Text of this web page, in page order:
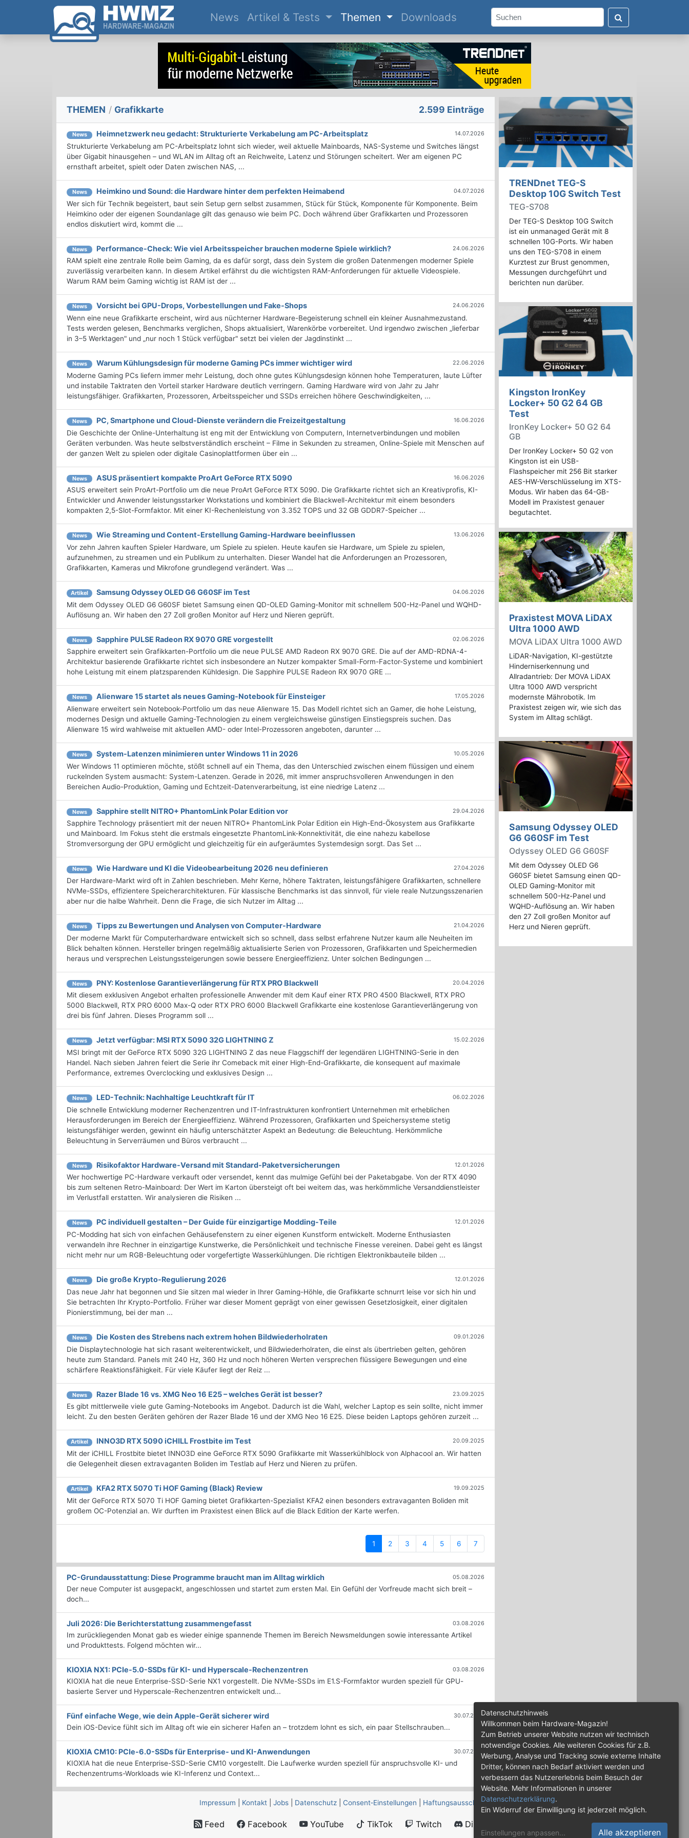
News(current)
Artikel & Tests Themen Downloads
THEMEN / Grafikkarte 2.599 Einträge
News Heimnetzwerk neu gedacht: Strukturierte Verkabelung am PC-Arbeitsplatz 14.07.2026
Strukturierte Verkabelung am PC-Arbeitsplatz lohnt sich wieder, weil aktuelle Mainboards, NAS-Systeme und Switches längst
über Gigabit hinausgehen – und WLAN im Alltag oft an Reichweite, Latenz und Störungen scheitert. Wer am eigenen PC
ernsthaft arbeitet, spielt oder Daten zwischen NAS, ...
News Heimkino und Sound: die Hardware hinter dem perfekten Heimabend 04.07.2026
Wer sich für Technik begeistert, baut sein Setup gern selbst zusammen, Stück für Stück, Komponente für Komponente. Beim
Heimkino oder der eigenen Soundanlage gilt das genauso wie beim PC. Doch während über Grafikkarten und Prozessoren
endlos diskutiert wird, kommt die ...
News Performance-Check: Wie viel Arbeitsspeicher brauchen moderne Spiele wirklich? 24.06.2026
RAM spielt eine zentrale Rolle beim Gaming, da es dafür sorgt, dass dein System die großen Datenmengen moderner Spiele
zuverlässig verarbeiten kann. In diesem Artikel erfährst du die wichtigsten RAM-Anforderungen für aktuelle Videospiele.
Warum RAM beim Gaming wichtig ist RAM ist der ...
News Vorsicht bei GPU-Drops, Vorbestellungen und Fake-Shops 24.06.2026
Wenn eine neue Grafikkarte erscheint, wird aus nüchterner Hardware-Begeisterung schnell ein kleiner Ausnahmezustand.
Tests werden gelesen, Benchmarks verglichen, Shops aktualisiert, Warenkörbe vorbereitet. Und irgendwo zwischen „lieferbar
in 3–5 Werktagen" und „nur noch 1 Stück verfügbar" setzt bei vielen der Jagdinstinkt ...
News Warum Kühlungsdesign für moderne Gaming PCs immer wichtiger wird 22.06.2026
Moderne Gaming PCs liefern immer mehr Leistung, doch ohne gutes Kühlungsdesign können hohe Temperaturen, laute Lüfter
und instabile Taktraten den Vorteil starker Hardware deutlich verringern. Gaming Hardware wird von Jahr zu Jahr
leistungsfähiger. Grafikkarten, Prozessoren, Arbeitsspeicher und SSDs erreichen höhere Geschwindigkeiten, ...
News PC, Smartphone und Cloud-Dienste verändern die Freizeitgestaltung 16.06.2026
Die Geschichte der Online-Unterhaltung ist eng mit der Entwicklung von Computern, Internetverbindungen und mobilen
Geräten verbunden. Was heute selbstverständlich erscheint – Filme in Sekunden zu streamen, Online-Spiele mit Menschen auf
der ganzen Welt zu spielen oder digitale Casinoplattformen über ein ...
News ASUS präsentiert kompakte ProArt GeForce RTX 5090 16.06.2026
ASUS erweitert sein ProArt-Portfolio um die neue ProArt GeForce RTX 5090. Die Grafikkarte richtet sich an Kreativprofis, KI-
Entwickler und Anwender leistungsstarker Workstations und kombiniert die Blackwell-Architektur mit einem besonders
kompakten 2,5-Slot-Formfaktor. Mit einer KI-Rechenleistung von 3.352 TOPS und 32 GB GDDR7-Speicher ...
News Wie Streaming und Content-Erstellung Gaming-Hardware beeinflussen 13.06.2026
Vor zehn Jahren kauften Spieler Hardware, um Spiele zu spielen. Heute kaufen sie Hardware, um Spiele zu spielen,
aufzunehmen, zu streamen und ein Publikum zu unterhalten. Dieser Wandel hat die Anforderungen an Prozessoren,
Grafikkarten, Kameras und Mikrofone grundlegend verändert. Was ...
Artikel Samsung Odyssey OLED G6 G60SF im Test 04.06.2026
Mit dem Odyssey OLED G6 G60SF bietet Samsung einen QD-OLED Gaming-Monitor mit schnellem 500-Hz-Panel und WQHD-
Auflösung an. Wir haben den 27 Zoll großen Monitor auf Herz und Nieren geprüft.
News Sapphire PULSE Radeon RX 9070 GRE vorgestellt 02.06.2026
Sapphire erweitert sein Grafikkarten-Portfolio um die neue PULSE AMD Radeon RX 9070 GRE. Die auf der AMD-RDNA-4-
Architektur basierende Grafikkarte richtet sich insbesondere an Nutzer kompakter Small-Form-Factor-Systeme und kombiniert
hohe Leistung mit einem platzsparenden Kühldesign. Die Sapphire PULSE Radeon RX 9070 GRE ...
News Alienware 15 startet als neues Gaming-Notebook für Einsteiger 17.05.2026
Alienware erweitert sein Notebook-Portfolio um das neue Alienware 15. Das Modell richtet sich an Gamer, die hohe Leistung,
modernes Design und aktuelle Gaming-Technologien zu einem vergleichsweise günstigen Einstiegspreis suchen. Das
Alienware 15 wird wahlweise mit aktuellen AMD- oder Intel-Prozessoren angeboten, darunter ...
News System-Latenzen minimieren unter Windows 11 in 2026 10.05.2026
Wer Windows 11 optimieren möchte, stößt schnell auf ein Thema, das den Unterschied zwischen einem flüssigen und einem
ruckelnden System ausmacht: System-Latenzen. Gerade in 2026, mit immer anspruchsvolleren Anwendungen in den
Bereichen Audio-Produktion, Gaming und Echtzeit-Datenverarbeitung, ist eine niedrige Latenz ...
News Sapphire stellt NITRO+ PhantomLink Polar Edition vor 29.04.2026
Sapphire Technology präsentiert mit der neuen NITRO+ PhantomLink Polar Edition ein High-End-Ökosystem aus Grafikkarte
und Mainboard. Im Fokus steht die erstmals eingesetzte PhantomLink-Konnektivität, die eine nahezu kabellose
Stromversorgung der GPU ermöglicht und gleichzeitig für ein aufgeräumtes Systemdesign sorgt. Das Set ...
News Wie Hardware und KI die Videobearbeitung 2026 neu definieren 27.04.2026
Der Hardware-Markt wird oft in Zahlen beschrieben. Mehr Kerne, höhere Taktraten, leistungsfähigere Grafikkarten, schnellere
NVMe-SSDs, effizientere Speicherarchitekturen. Für klassische Benchmarks ist das sinnvoll, für viele reale Nutzungsszenarien
aber nur die halbe Wahrheit. Denn die Frage, die sich Nutzer im Alltag ...
News Tipps zu Bewertungen und Analysen von Computer-Hardware 21.04.2026
Der moderne Markt für Computerhardware entwickelt sich so schnell, dass selbst erfahrene Nutzer kaum alle Neuheiten im
Blick behalten können. Hersteller bringen regelmäßig aktualisierte Serien von Prozessoren, Grafikkarten und Speichermedien
heraus und versprechen Leistungssteigerungen sowie bessere Energieeffizienz. Unter solchen Bedingungen ...
News PNY: Kostenlose Garantieverlängerung für RTX PRO Blackwell 20.04.2026
Mit diesem exklusiven Angebot erhalten professionelle Anwender mit dem Kauf einer RTX PRO 4500 Blackwell, RTX PRO
5000 Blackwell, RTX PRO 6000 Max-Q oder RTX PRO 6000 Blackwell Grafikkarte eine kostenlose Garantieverlängerung von
drei bis fünf Jahren. Dieses Programm soll ...
News Jetzt verfügbar: MSI RTX 5090 32G LIGHTNING Z 15.02.2026
MSI bringt mit der GeForce RTX 5090 32G LIGHTNING Z das neue Flaggschiff der legendären LIGHTNING-Serie in den
Handel. Nach sieben Jahren feiert die Serie ihr Comeback mit einer High-End-Grafikkarte, die konsequent auf maximale
Performance, extremes Overclocking und exklusives Design ...
News LED-Technik: Nachhaltige Leuchtkraft für IT 06.02.2026
Die schnelle Entwicklung moderner Rechenzentren und IT-Infrastrukturen konfrontiert Unternehmen mit erheblichen
Herausforderungen im Bereich der Energieeffizienz. Während Prozessoren, Grafikkarten und Speichersysteme stetig
leistungsfähiger werden, gewinnt ein häufig unterschätzter Aspekt an Bedeutung: die Beleuchtung. Herkömmliche
Beleuchtung in Serverräumen und Büros verbraucht ...
News Risikofaktor Hardware-Versand mit Standard-Paketversicherungen 12.01.2026
Wer hochwertige PC-Hardware verkauft oder versendet, kennt das mulmige Gefühl bei der Paketabgabe. Von der RTX 4090
bis zum seltenen Retro-Mainboard: Der Wert im Karton übersteigt oft bei weitem das, was herkömmliche Versanddienstleister
im Verlustfall erstatten. Wir analysieren die Risiken ...
News PC individuell gestalten – Der Guide für einzigartige Modding-Teile 12.01.2026
PC-Modding hat sich von einfachen Gehäusefenstern zu einer eigenen Kunstform entwickelt. Moderne Enthusiasten
verwandeln ihre Rechner in einzigartige Kunstwerke, die Persönlichkeit und technische Finesse vereinen. Dabei geht es längst
nicht mehr nur um RGB-Beleuchtung oder vorgefertigte Wasserkühlungen. Die richtigen Elektronikbauteile bilden ...
News Die große Krypto-Regulierung 2026 12.01.2026
Das neue Jahr hat begonnen und Sie sitzen mal wieder in Ihrer Gaming-Höhle, die Grafikkarte schnurrt leise vor sich hin und
Sie betrachten Ihr Krypto-Portfolio. Früher war dieser Moment geprägt von einer gewissen Gesetzlosigkeit, einer digitalen
Pionierstimmung, bei der man ...
News Die Kosten des Strebens nach extrem hohen Bildwiederholraten 09.01.2026
Die Displaytechnologie hat sich rasant weiterentwickelt, und Bildwiederholraten, die einst als übertrieben gelten, gehören
heute zum Standard. Panels mit 240 Hz, 360 Hz und noch höheren Werten versprechen flüssigere Bewegungen und eine
schärfere Reaktionsfähigkeit. Für viele Käufer liegt der Reiz ...
News Razer Blade 16 vs. XMG Neo 16 E25 – welches Gerät ist besser? 23.09.2025
Es gibt mittlerweile viele gute Gaming-Notebooks im Angebot. Dadurch ist die Wahl, welcher Laptop es sein sollte, nicht immer
leicht. Zu den besten Geräten gehören der Razer Blade 16 und der XMG Neo 16 E25. Diese beiden Laptops gehören zurzeit ...
Artikel INNO3D RTX 5090 iCHILL Frostbite im Test 20.09.2025
Mit der iCHILL Frostbite bietet INNO3D eine GeForce RTX 5090 Grafikkarte mit Wasserkühlblock von Alphacool an. Wir hatten
die Gelegenheit diesen extravaganten Boliden im Testlab auf Herz und Nieren zu prüfen.
Artikel KFA2 RTX 5070 Ti HOF Gaming (Black) Review 19.09.2025
Mit der GeForce RTX 5070 Ti HOF Gaming bietet Grafikkarten-Spezialist KFA2 einen besonders extravaganten Boliden mit
großem OC-Potenzial an. Wir durften im Praxistest einen Blick auf die Black Edition der Karte werfen.
1 (current)
2 3 4 5 6 7
PC-Grundausstattung: Diese Programme braucht man im Alltag wirklich 05.08.2026
Der neue Computer ist ausgepackt, angeschlossen und startet zum ersten Mal. Ein Gefühl der Vorfreude macht sich breit –
doch...
Juli 2026: Die Bericht­erstattung zusammengefasst 03.08.2026
Im zurückliegenden Monat gab es wieder einige spannende Themen im Bereich Newsmeldungen sowie interessante Artikel
und Produkttests. Folgend möchten wir...
KIOXIA NX1: PCIe-5.0-SSDs für KI- und Hyperscale-Rechenzentren 03.08.2026
KIOXIA hat die neue Enterprise-SSD-Serie NX1 vorgestellt. Die NVMe-SSDs im E1.S-Formfaktor wurden speziell für GPU-
basierte Server und Hyperscale-Rechenzentren entwickelt und...
Fünf einfache Wege, wie dein Apple-Gerät sicherer wird 30.07.2026
Dein iOS-Device fühlt sich im Alltag oft wie ein sicherer Hafen an – trotzdem lohnt es sich, ein paar Stellschrauben...
KIOXIA CM10: PCIe-6.0-SSDs für Enterprise- und KI-Anwendungen 30.07.2026
KIOXIA hat die neue Enterprise-SSD-Serie CM10 vorgestellt. Die Laufwerke wurden speziell für anspruchsvolle KI- und
Rechenzentrums-Workloads wie KI-Inferenz und Context...
TRENDnet TEG-S
Desktop 10G Switch Test
TEG-S708
Der TEG-S Desktop 10G Switch
ist ein unmanaged Gerät mit 8
schnellen 10G-Ports. Wir haben
uns den TEG-S708 in einem
Kurztest zur Brust genommen,
Messungen durchgeführt und
berichten nun darüber.
Kingston IronKey
Locker+ 50 G2 64 GB
Test
IronKey Locker+ 50 G2 64
GB
Der IronKey Locker+ 50 G2 von
Kingston ist ein USB-
Flashspeicher mit 256 Bit starker
AES-HW-Verschlüsselung im XTS-
Modus. Wir haben das 64-GB-
Modell im Praxistest genauer
begutachtet.
Praxistest MOVA LiDAX
Ultra 1000 AWD
MOVA LiDAX Ultra 1000 AWD
LiDAR-Navigation, KI-gestützte
Hinderniserkennung und
Allradantrieb: Der MOVA LiDAX
Ultra 1000 AWD verspricht
modernste Mährobotik. Im
Praxistest zeigen wir, wie sich das
System im Alltag schlägt.
Samsung Odyssey OLED
G6 G60SF im Test
Odyssey OLED G6 G60SF
Mit dem Odyssey OLED G6
G60SF bietet Samsung einen QD-
OLED Gaming-Monitor mit
schnellem 500-Hz-Panel und
WQHD-Auflösung an. Wir haben
den 27 Zoll großen Monitor auf
Herz und Nieren geprüft.
Impressum Kontakt Jobs Datenschutz Consent‑Einstellungen Haftungsausschluss
Feed Facebook YouTube TikTok Twitch Discord
Datenschutzhinweis
Willkommen beim Hardware-Magazin!
Zum Betrieb unserer Website nutzen wir technisch
notwendige Cookies. Alle weiteren Cookies für z.B.
Werbung, Analyse und Tracking sowie externe Inhalte
Dritter, können nach Bedarf aktiviert werden und
verbessern das Nutzererlebnis beim Besuch der
Website. Mehr Informationen in unserer
Datenschutzerklärung.
Ein Widerruf der Einwilligung ist jederzeit möglich.
Einstellungen anpassen... Alle akzeptieren